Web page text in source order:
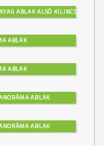
ABLAK ALSÓ KILINCSES
ABLAK
ABLAK
ABLAK
ABLAK